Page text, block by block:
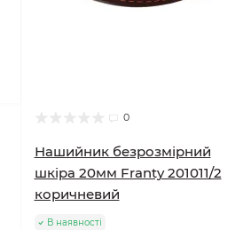
0
Нашийник безрозмірний
шкіра 20мм Franty 201011/2
коричневий
В наявності